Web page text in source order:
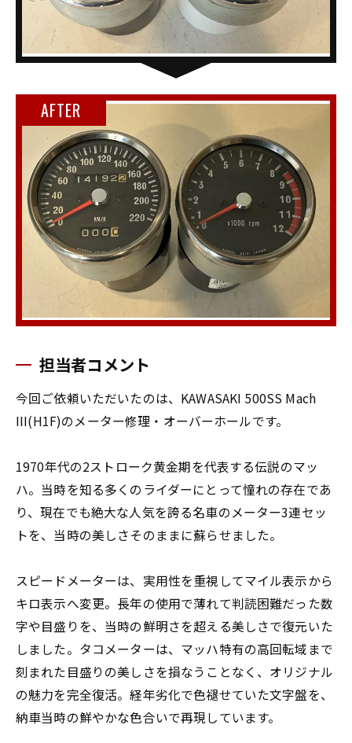
担当者コメント
今回ご依頼いただいたのは、KAWASAKI 500SS Mach
III(H1F)のメーター修理・オーバーホールです。
1970年代の2ストローク黄金期を代表する伝説のマッ
ハ。当時を知る多くのライダーにとって憧れの存在であ
り、現在でも絶大な人気を誇る名車のメーター3連セッ
トを、当時の美しさそのままに蘇らせました。
スピードメーターは、実用性を重視してマイル表示から
キロ表示へ変更。長年の使用で薄れて判読困難だった数
字や目盛りを、当時の鮮明さを超える美しさで復元いた
しました。タコメーターは、マッハ特有の高回転域まで
刻まれた目盛りの美しさを損なうことなく、オリジナル
の魅力を完全復活。経年劣化で色褪せていた文字盤を、
納車当時の鮮やかな色合いで再現しています。